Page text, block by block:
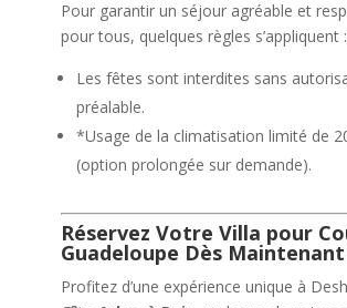
Pour garantir un séjour agréable et
pour tous, quelques règles s’appliquent :
Les fêtes sont interdites sans
préalable.
*Usage de la climatisation limité de
(option prolongée sur demande).
Réservez Votre Villa pour
Guadeloupe Dès Maintenant
Profitez d’une expérience unique à